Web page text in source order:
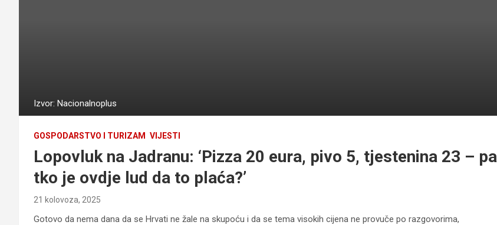
Izvor: Nacionalnoplus
GOSPODARSTVO I TURIZAM VIJESTI
Lopovluk na Jadranu: ‘Pizza 20 eura, pivo 5, tjestenina 23 – pa
tko je ovdje lud da to plaća?’
21 kolovoza, 2025
Gotovo da nema dana da se Hrvati ne žale na skupoću i da se tema visokih cijena ne provuče po razgovorima,